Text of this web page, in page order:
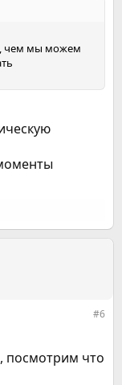
чем мы можем
#6
посмотрим что